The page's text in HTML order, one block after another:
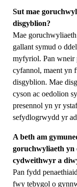
Sut mae
disgyblion?
Mae
gallant symud o
myfyriol. Pan wneir
cyfannol, maent yn
disgyblion. Mae
cyson ac oedolion
presennol yn yr
sefydlogrwydd yr
A beth am
goruchwyliaeth yn
cydweithwyr a
Pan fydd
fwy tebygol o